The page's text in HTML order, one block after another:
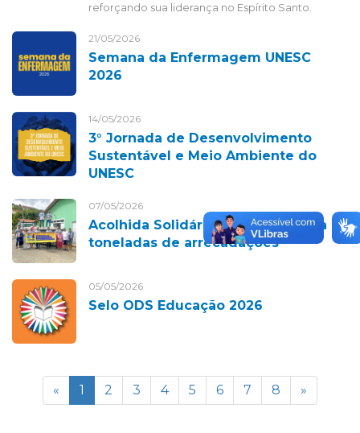
reforçando sua liderança no Espírito Santo.
21/05/2026
Semana da Enfermagem UNESC
2026
14/05/2026
3° Jornada de Desenvolvimento
Sustentável e Meio Ambiente do
UNESC
07/05/2026
Acolhida Solidária 2026 ultrapassa 10
toneladas de arrecadações
05/05/2026
Selo ODS Educação 2026
« 1 2 3 4 5 6 7 8 »